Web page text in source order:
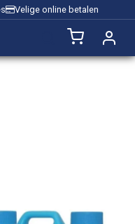
Velige online betalen